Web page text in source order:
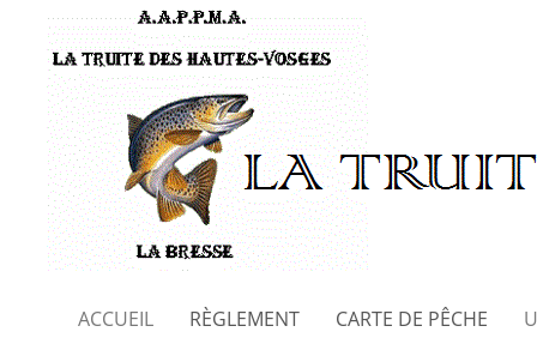
ACCUEIL RÈGLEMENT CARTE DE PÊCHE